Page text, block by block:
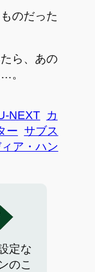
のだった
ら、あの
。
NEXT カ
ー サブス
ア・ハン
定な
のこ